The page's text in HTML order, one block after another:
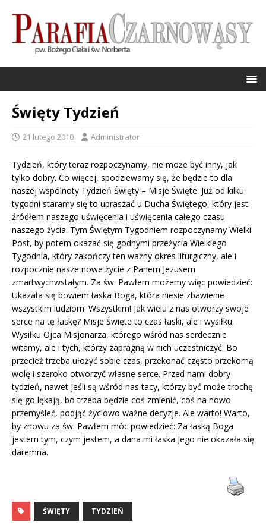
Święty Tydzień
21 lutego 2010 Administrator
Tydzień, który teraz rozpoczynamy, nie może być inny, jak
tylko dobry. Co więcej, spodziewamy się, że będzie to dla
naszej wspólnoty Tydzień Święty – Misje Święte. Już od kilku
tygodni staramy się to upraszać u Ducha Świętego, który jest
źródłem naszego uświęcenia i uświęcenia całego czasu
naszego życia. Tym Świętym Tygodniem rozpoczynamy Wielki
Post, by potem okazać się godnymi przeżycia Wielkiego
Tygodnia, który zakończy ten ważny okres liturgiczny, ale i
rozpocznie nasze nowe życie z Panem Jezusem
zmartwychwstałym. Za św. Pawłem możemy więc powiedzieć:
Ukazała się bowiem łaska Boga, która niesie zbawienie
wszystkim ludziom. Wszystkim! Jak wielu z nas otworzy swoje
serce na tę łaskę? Misje Święte to czas łaski, ale i wysiłku.
Wysiłku Ojca Misjonarza, którego wśród nas serdecznie
witamy, ale i tych, którzy zapragną w nich uczestniczyć. Bo
przecież trzeba ułożyć sobie czas, przekonać często przekorną
wolę i szeroko otworzyć własne serce. Przed nami dobry
tydzień, nawet jeśli są wśród nas tacy, którzy być może trochę
się go lękają, bo trzeba będzie coś zmienić, coś na nowo
przemyśleć, podjąć życiowo ważne decyzje. Ale warto! Warto,
by znowu za św. Pawłem móc powiedzieć: Za łaską Boga
jestem tym, czym jestem, a dana mi łaska Jego nie okazała się
daremna.
ŚWIĘTY TYDZIEŃ